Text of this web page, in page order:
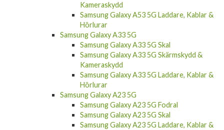
Kameraskydd
Samsung Galaxy A53 5G Laddare, Kablar &
Hörlurar
Samsung Galaxy A33 5G
Samsung Galaxy A33 5G Skal
Samsung Galaxy A33 5G Skärmskydd &
Kameraskydd
Samsung Galaxy A33 5G Laddare, Kablar &
Hörlurar
Samsung Galaxy A23 5G
Samsung Galaxy A23 5G Fodral
Samsung Galaxy A23 5G Skal
Samsung Galaxy A23 5G Laddare, Kablar &